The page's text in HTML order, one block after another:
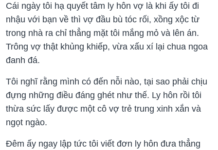
Cái ngày tôi hạ quyết tâm ly hôn vợ là khi ấy tôi đi
nhậu với bạn về thì vợ đầu bù tóc rối, xồng xộc từ
trong nhà ra chỉ thẳng mặt tôi mắng mỏ và lên án.
Trông vợ thật khủng khiếp, vừa xấu xí lại chua ngoa
đanh đá.
Tôi nghĩ rằng mình có đến nỗi nào, tại sao phải chịu
đựng những điều đáng ghét như thế. Ly hôn rồi tôi
thừa sức lấy được một cô vợ trẻ trung xinh xắn và
ngọt ngào.
Đêm ấy ngay lập tức tôi viết đơn ly hôn đưa thẳng